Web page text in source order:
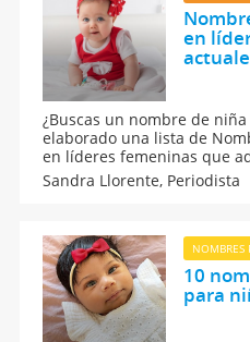
en
¿Buscas un nombre de
elaborado una lista de
en líderes femeninas que
Greta Thunberg o Malala
de las ideas de nombres
Sandra Llorente, Periodista
NOMBRES
10
para